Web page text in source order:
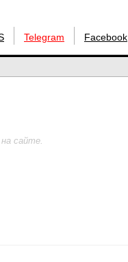
Telegram Facebook
сайте.